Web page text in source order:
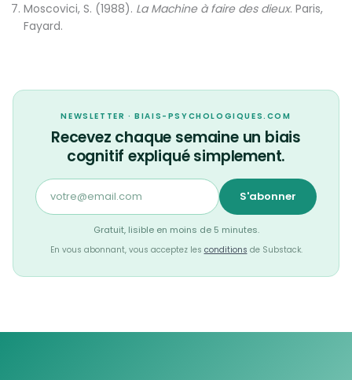
Moscovici, S. (1988). La Machine à faire des dieux. Paris,
Fayard.
NEWSLETTER · BIAIS-PSYCHOLOGIQUES.COM
Recevez chaque semaine un biais
cognitif expliqué simplement.
S'abonner
Gratuit, lisible en moins de 5 minutes.
En vous abonnant, vous acceptez les conditions de Substack.